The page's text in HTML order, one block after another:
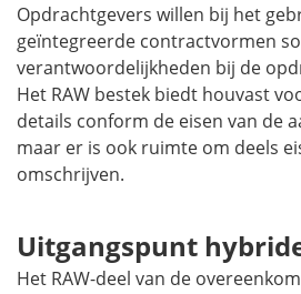
Opdrachtgevers willen bij het
geïntegreerde contractvormen
verantwoordelijkheden bij de
Het RAW bestek biedt houvast
details conform de eisen van de
maar er is ook ruimte om deels
omschrijven.
Uitgangspunt
Het RAW-deel van de